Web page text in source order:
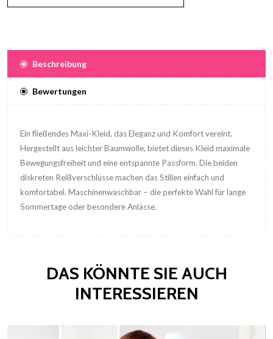
Beschreibung
Bewertungen
Ein fließendes Maxi-Kleid, das Eleganz und Komfort vereint.
Hergestellt aus leichter Baumwolle, bietet dieses Kleid maximale
Bewegungsfreiheit und eine entspannte Passform. Die beiden
diskreten Reißverschlüsse machen das Stillen einfach und
komfortabel. Maschinenwaschbar – die perfekte Wahl für lange
Sommertage oder besondere Anlässe.
DAS KÖNNTE SIE AUCH
INTERESSIEREN